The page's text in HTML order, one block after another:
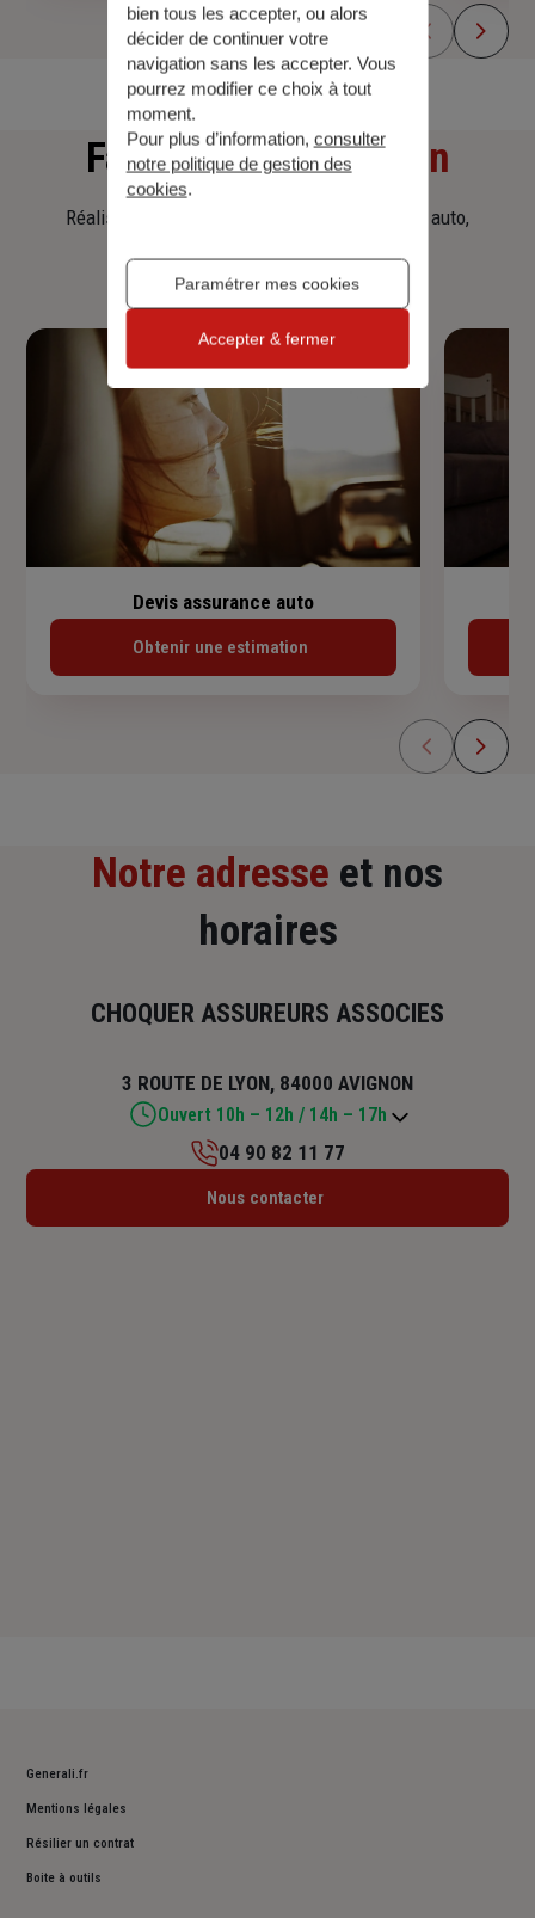
Faitesune simulation
Réalisez une simulation tarifaire d'assurance, auto,
Devis assurance auto
Obtenir une estimation
Notre adresse et nos
horaires
CHOQUER ASSUREURS ASSOCIES
3 ROUTE DE LYON, 84000 AVIGNON
Ouvert 10h – 12h / 14h – 17h
Lundi : 10h – 12h / 14h – 17h
04 90 82 11 77
Nous contacter
Generali.fr
Mentions légales
Résilier un contrat
Boite à outils
bien tous les accepter, ou alors
décider de continuer votre
navigation sans les accepter. Vous
pourrez modifier ce choix à tout
moment.
Pour plus d’information, consulter
notre politique de gestion des
cookies.
Paramétrer mes cookies
Accepter & fermer